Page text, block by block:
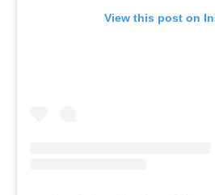
View this post on